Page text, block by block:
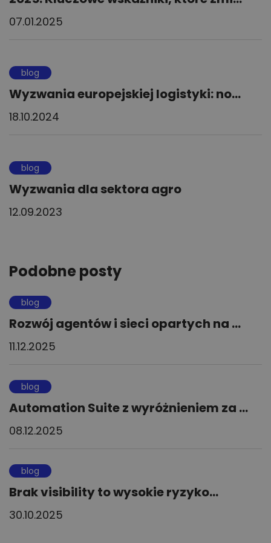
07.01.2025
blog
Wyzwania europejskiej logistyki: no...
18.10.2024
blog
Wyzwania dla sektora agro
12.09.2023
Podobne posty
blog
Rozwój agentów i sieci opartych na ...
11.12.2025
blog
Automation Suite z wyróżnieniem za ...
08.12.2025
blog
Brak visibility to wysokie ryzyko...
30.10.2025